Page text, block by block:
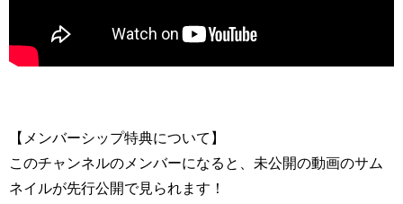
【メンバーシップ特典について】
このチャンネルのメンバーになると、未公開の動画のサム
ネイルが先行公開で見られます！